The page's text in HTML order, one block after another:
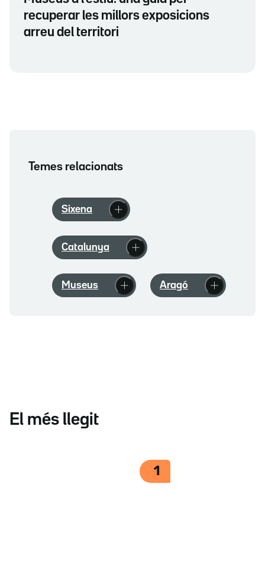
recuperar les millors exposicions
arreu del territori
Temes relacionats
Sixena
Catalunya
Museus Aragó
El més llegit
1